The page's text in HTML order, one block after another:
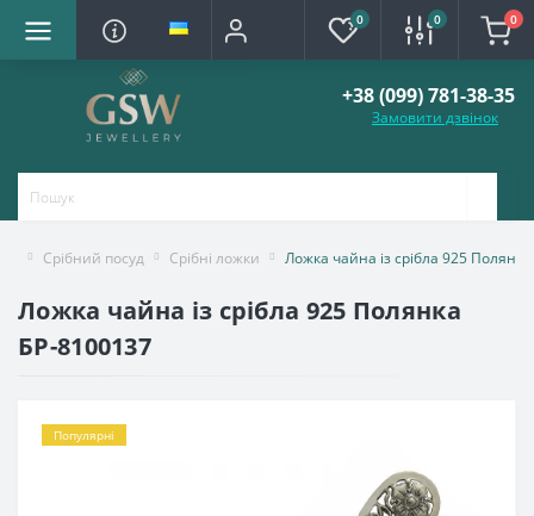
0 0 0
+38 (099) 781-38-35
Замовити дзвінок
Срібний посуд Срібні ложки Ложка чайна із срібла 925
Ложка чайна із срібла 925 Полянка
БР-8100137
Популярні